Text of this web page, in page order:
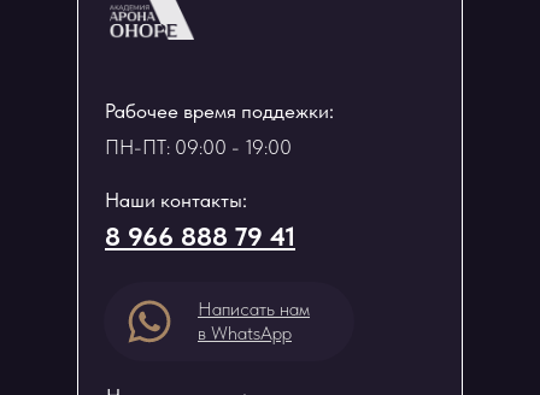
Рабочее время поддежки:
ПН-ПТ: 09:00 - 19:00
Наши контакты:
Написать нам
в WhatsApp
8 966 888 79 41